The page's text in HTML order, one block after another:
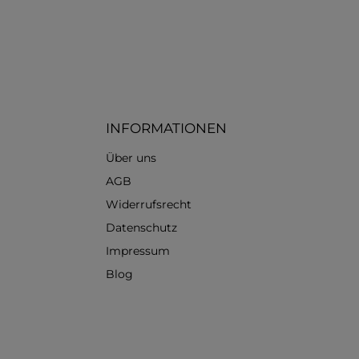
INFORMATIONEN
Über uns
AGB
Widerrufsrecht
Datenschutz
Impressum
Blog